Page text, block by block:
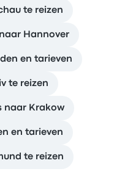
te reizen
Hannover
en tarieven
te reizen
naar Krakow
en tarieven
te reizen